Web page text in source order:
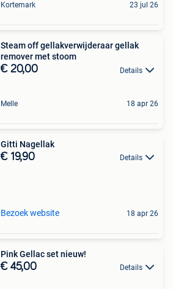
Kortemark 23 jul 26
Steam off gellakverwijderaar gellak
remover met stoom
€ 20,00 Details
Melle 18 apr 26
Gitti Nagellak
€ 19,90 Details
Bezoek website 18 apr 26
Pink Gellac set nieuw!
€ 45,00 Details